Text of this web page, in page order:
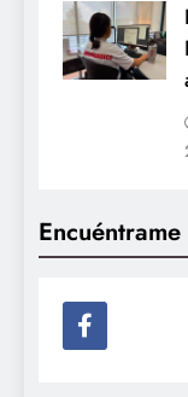
Encuéntrame